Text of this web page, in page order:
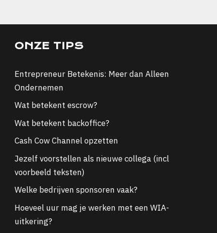
ONZE TIPS
Entrepreneur Betekenis: Meer dan Alleen
Ondernemen
Wat betekent escrow?
Wat betekent backoffice?
Cash Cow Channel opzetten
Jezelf voorstellen als nieuwe collega (incl
voorbeeld teksten)
Welke bedrijven sponsoren vaak?
Hoeveel uur mag je werken met een WIA-
uitkering?